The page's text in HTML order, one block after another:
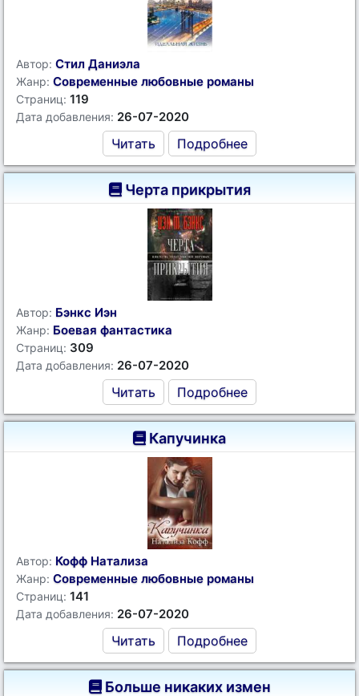
Автор: Стил Даниэла
Жанр: Современные любовные романы
Страниц: 119
Дата добавления: 26-07-2020
Читать Подробнее
Черта прикрытия
Автор: Бэнкс Иэн
Жанр: Боевая фантастика
Страниц: 309
Дата добавления: 26-07-2020
Читать Подробнее
Капучинка
Автор: Кофф Натализа
Жанр: Современные любовные романы
Страниц: 141
Дата добавления: 26-07-2020
Читать Подробнее
Больше никаких измен